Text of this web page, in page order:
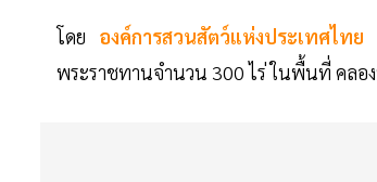
โดย องค์การสวนสัตว์แห่งประเทศไทย
พระราชทานจำนวน 300 ไร่ ในพื้นที่ คลอ